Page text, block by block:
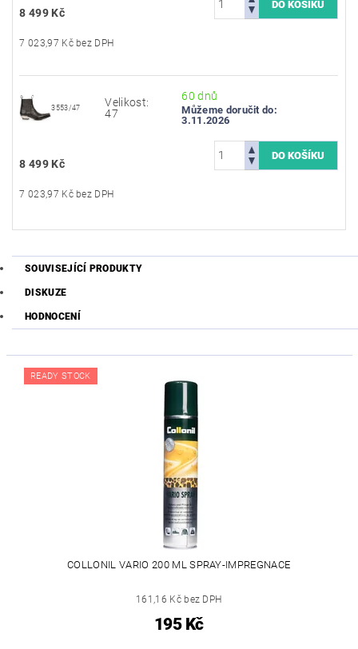
8 499 Kč
7 023,97 Kč bez DPH
3553/47
Velikost:
47
60 dnů
Můžeme doručit do:
3.11.2026
8 499 Kč
7 023,97 Kč bez DPH
SOUVISEJÍCÍ PRODUKTY
DISKUZE
HODNOCENÍ
READY STOCK
COLLONIL VARIO 200 ML SPRAY-IMPREGNACE
161,16 Kč bez DPH
195 Kč